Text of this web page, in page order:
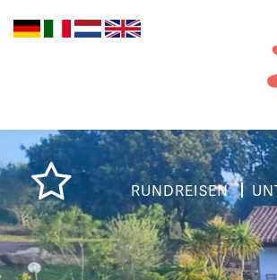
RUNDREISEN